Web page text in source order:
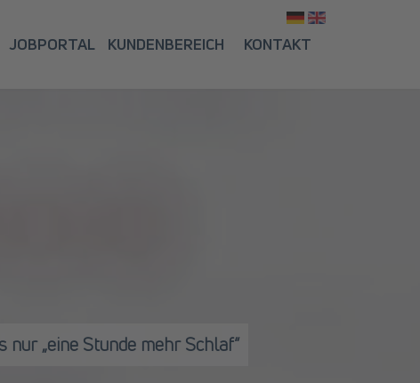
JOBPORTAL KUNDENBEREICH KONTAKT
„eine Stunde mehr Schlaf“
Sprache